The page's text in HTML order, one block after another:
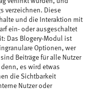
verzeichnen. Diese
und die Interaktion mit
ein- oder ausgeschaltet
Das Blogery-Modul ist
Optionen, wer
Beiträge für alle Nutzer
es wird etwas
die Sichtbarkeit
Nutzer oder